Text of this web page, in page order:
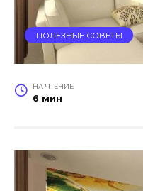
ПОЛЕЗНЫЕ СОВЕТЫ
НА ЧТЕНИЕ
6 мин